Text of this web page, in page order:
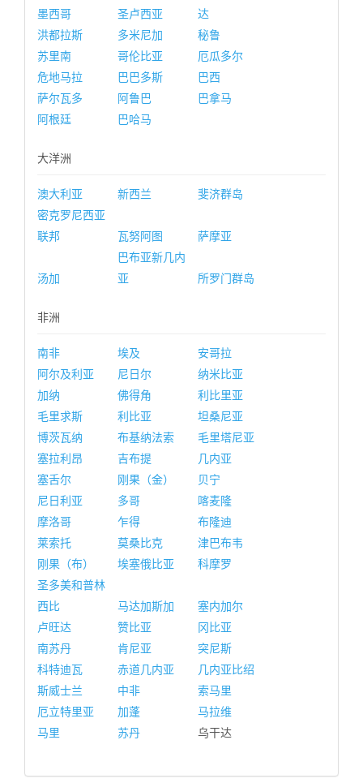
墨西哥 圣卢西亚
达
洪都拉斯
多米尼加
秘鲁
苏里南
哥伦比亚
厄瓜多尔
危地马拉
巴巴多斯
巴西
萨尔瓦多
阿鲁巴
巴拿马
阿根廷
巴哈马
大洋洲
澳大利亚 新西兰
斐济群岛
密克罗尼西亚
联邦
瓦努阿图 萨摩亚
汤加
巴布亚新几内
亚
所罗门群岛
非洲
南非 埃及
安哥拉
阿尔及利亚
尼日尔
纳米比亚
加纳
佛得角
利比里亚
毛里求斯
利比亚
坦桑尼亚
博茨瓦纳
布基纳法索
毛里塔尼亚
塞拉利昂
吉布提
几内亚
塞舌尔
刚果（金）
贝宁
尼日利亚
多哥
喀麦隆
摩洛哥
乍得
布隆迪
莱索托
莫桑比克
津巴布韦
刚果（布）
埃塞俄比亚
科摩罗
圣多美和普林
西比
马达加斯加
塞内加尔
卢旺达
赞比亚
冈比亚
南苏丹
肯尼亚
突尼斯
科特迪瓦
赤道几内亚
几内亚比绍
斯威士兰
中非
索马里
厄立特里亚
加蓬
马拉维
马里
苏丹 乌干达